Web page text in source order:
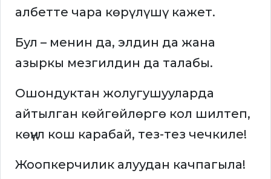
албетте чара көрүлүшү кажет.
Бул – менин да, элдин да жана
азыркы мезгилдин да талабы.
Ошондуктан жолугушууларда
айтылган көйгөйлөргө кол шилтеп,
көңүл кош карабай, тез-тез чечкиле!
Жоопкерчилик алуудан качпагыла!